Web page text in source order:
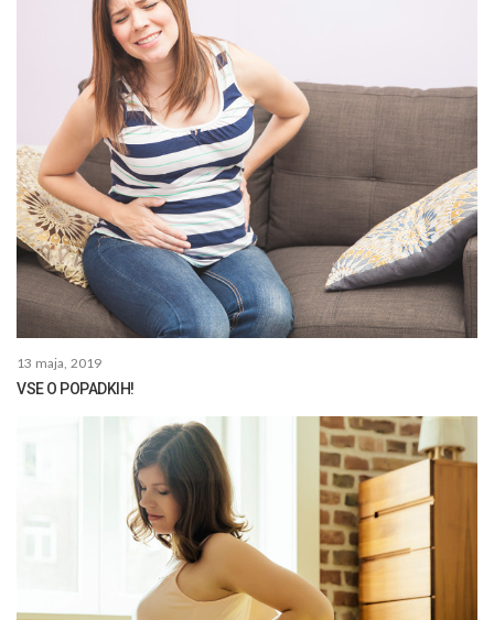
13 maja, 2019
VSE O POPADKIH!